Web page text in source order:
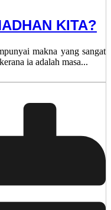
KITA?
makna yang sangat
ia adalah masa...